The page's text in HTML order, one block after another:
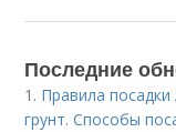
Последние
1. Правила
грунт. Способы